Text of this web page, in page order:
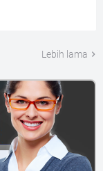
Lebih lama